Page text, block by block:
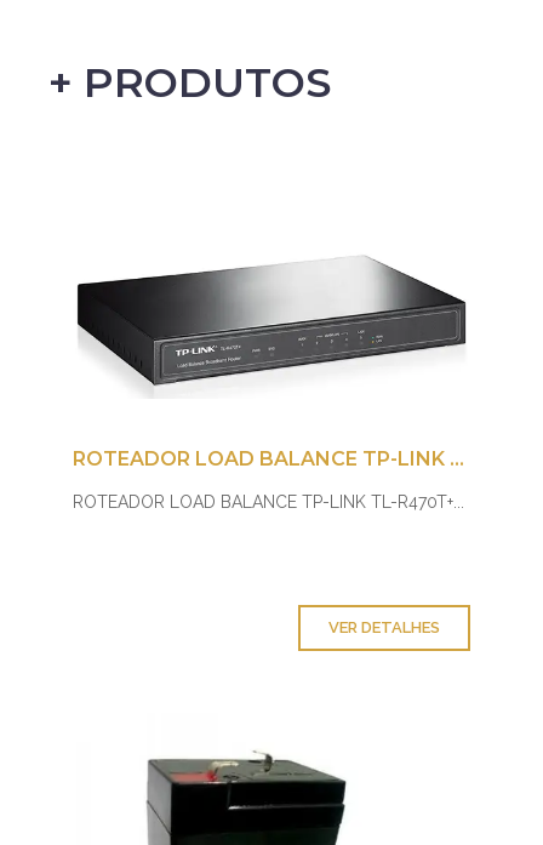
+ PRODUTOS
ROTEADOR LOAD BALANCE TP-LINK TL-R470T+
ROTEADOR LOAD BALANCE TP-LINK TL-R470T+...
VER DETALHES